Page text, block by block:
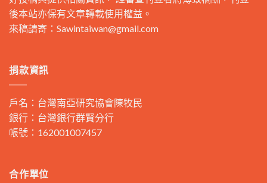
後本站亦保有文章轉載使用權益。
來稿請寄： Sawintaiwan@gmail.com
捐款資訊
戶名：台灣南亞研究協會陳牧民
銀行：台灣銀行群賢分行
帳號：162001007457
合作單位